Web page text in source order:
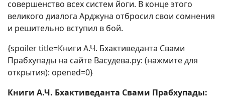
совершенство всех систем йоги. В конце этого
великого диалога Арджуна отбросил свои сомнения
и решительно вступил в бой.
{spoiler title=Книги А.Ч. Бхактиведанта Свами
Прабхупады на сайте Васудева.ру: (нажмите для
открытия): opened=0}
Книги А.Ч. Бхактиведанта Свами Прабхупады: